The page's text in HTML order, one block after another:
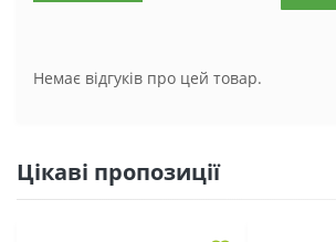
Немає відгуків про цей товар.
Цікаві пропозиції